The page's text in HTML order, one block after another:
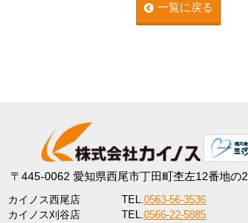
一覧に戻る
〒445-0062 愛知県西尾市丁田町杢左12番地の2
カイノス西尾店 TEL.0563-56-3536
カイノス刈谷店
TEL.0566-22-5885